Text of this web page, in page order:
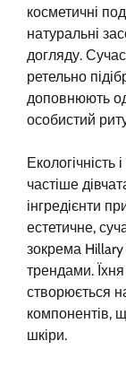
косметичні
натуральні
догляду.
ретельно
доповнюють
особистий
Екологічність
частіше
інгредієнти
естетичне,
зокрема
трендами.
створюється
компонентів,
шкіри.